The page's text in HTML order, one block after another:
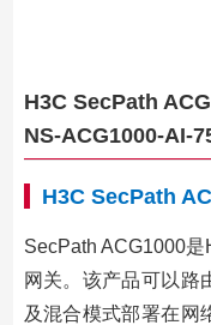
H3C SecPath
NS-ACG1000-AI-
H3C SecPath
SecPath ACG1000
网关。该产品可以路
及混合模式部署在网